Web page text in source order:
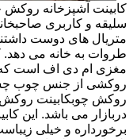
کابینت آشپزخانه روکش
سلیقه و کاربری
متریال های دوست
طروات به خانه می دهد.
مغزی ام دی اف است
روکشی از جنس چوب
روکش چوبکابینت روکش
دربازار می باشد. این
برخورداره و خیلی